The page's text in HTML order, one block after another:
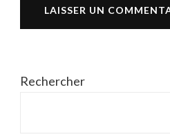
Rechercher